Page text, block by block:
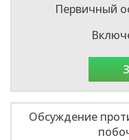
Первичный
Обсуждение